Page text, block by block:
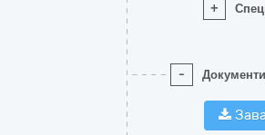
+
- Документи